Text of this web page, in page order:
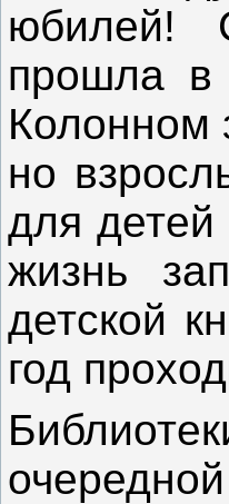
юбилей!
прошла в
Колонном
но
для
жизнь
детской
год